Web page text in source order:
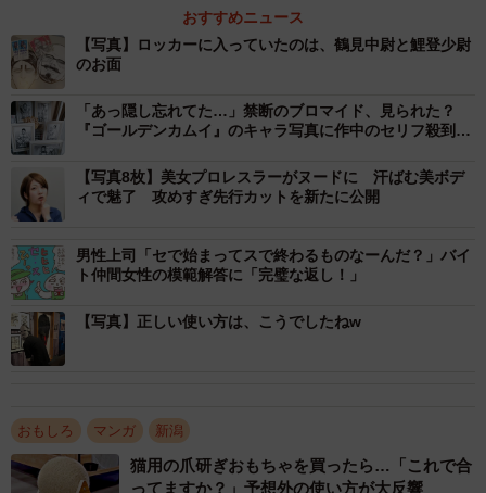
個性的なキャラクターが多数登場する。なかでも、コメン
トにもあった「江渡貝弥作」は、炭鉱事故で亡くなった人
の遺体で人皮の服や剥製を作っていたという、とんでもな
い剥製職人。
会場内の施設まで作品の世界観に染まったかのような「金
カム展」での様子について、漫画家の類さんにお話を聞き
ました。
おすすめニュース
【写真】ロッカーに入っていたのは、鶴見中尉と鯉登少尉
のお面
「あっ隠し忘れてた…」禁断のブロマイド、見られた？
『ゴールデンカムイ』のキャラ写真に作中のセリフ殺到
【写真8枚】美女プロレスラーがヌードに 汗ばむ美ボデ
ィで魅了 攻めすぎ先行カットを新たに公開
男性上司「セで始まってスで終わるものなーんだ？」バイ
ト仲間女性の模範解答に「完璧な返し！」
【写真】正しい使い方は、こうでしたねw
おもしろ マンガ 新潟
猫用の爪研ぎおもちゃを買ったら…「これで合
ってますか？」予想外の使い方が大反響